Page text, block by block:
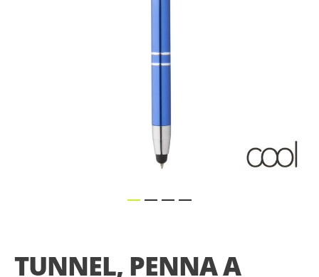
beginning
of
TUNNEL, PENNA A